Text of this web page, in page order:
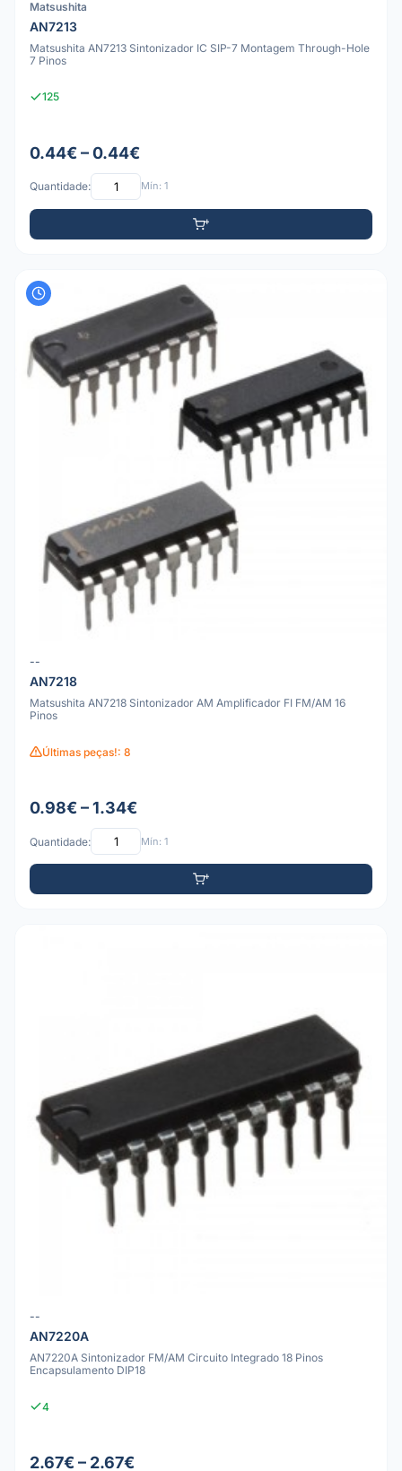
Matsushita
AN7213
Matsushita AN7213 Sintonizador IC SIP-7 Montagem Through-Hole
7 Pinos
125
0.44€ – 0.44€
Quantidade: Mín: 1
--
AN7218
Matsushita AN7218 Sintonizador AM Amplificador FI FM/AM 16
Pinos
Últimas peças!: 8
0.98€ – 1.34€
Quantidade: Mín: 1
--
AN7220A
AN7220A Sintonizador FM/AM Circuito Integrado 18 Pinos
Encapsulamento DIP18
4
2.67€ – 2.67€